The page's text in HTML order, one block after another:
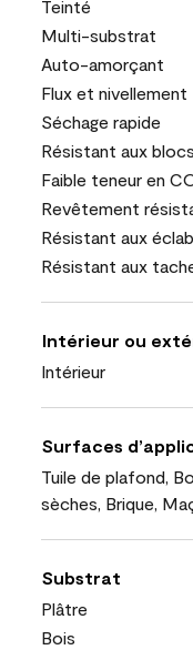
Teinté
Multi-substrat
Auto-amorçant
Flux et nivellement
Séchage rapide
Résistant aux blocs
Faible teneur en
Revêtement
Résistant aux
Résistant aux
Intérieur ou
Intérieur
Surfaces
Tuile de plafond,
sèches, Brique,
Substrat
Plâtre
Bois